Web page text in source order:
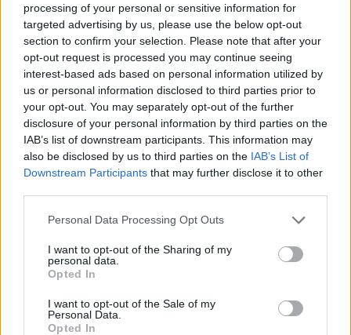
processing of your personal or sensitive information for
targeted advertising by us, please use the below opt-out
section to confirm your selection. Please note that after your
opt-out request is processed you may continue seeing
interest-based ads based on personal information utilized by
us or personal information disclosed to third parties prior to
your opt-out. You may separately opt-out of the further
disclosure of your personal information by third parties on the
IAB’s list of downstream participants. This information may
also be disclosed by us to third parties on the IAB’s List of
Downstream Participants that may further disclose it to other
Personal Data Processing Opt Outs
I want to opt-out of the Sharing of my
personal data.
Opted In
I want to opt-out of the Sale of my
Personal Data.
Opted In
Miért alacsony Romániában a Duna
vízállása, ha az elmúlt hetekben heves
esőzések voltak?
Romániában az elmúlt hetekben heves esőzések
voltak, az ország mégsem mentesül a Duna alacsony
vízállása miatti problémáktól, hiszen már a
cernavodai atomerőmű működése is veszélybe
került.